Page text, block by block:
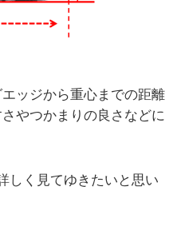
ッジから重心までの距離
やつかまりの良さなどに
しく見てゆきたいと思い